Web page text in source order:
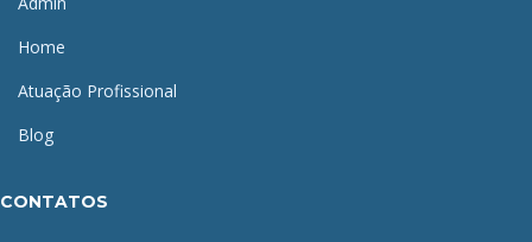
Home
Atuação Profissional
Blog
CONTATOS